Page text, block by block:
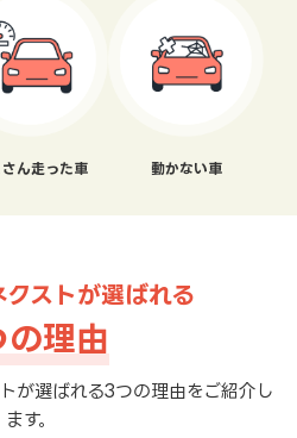
さん走った車 動かない車
ストが選ばれる
理由
が選ばれる3つの理由をご紹介し
ます。